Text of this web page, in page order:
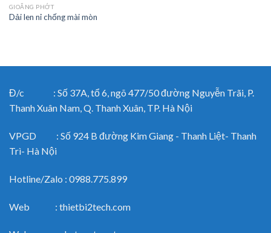
GIOĂNG PHỚT
Dải len nỉ chống mài mòn
Đ/c : Số 37A, tổ 6, ngõ 477/50 đường Nguyễn Trãi, P.
Thanh Xuân Nam, Q. Thanh Xuân, TP. Hà Nội
VPGD : Số 924 B đường Kim Giang - Thanh Liệt- Thanh
Trì- Hà Nội
Hotline/Zalo : 0988.775.899
Web : thietbi2tech.com